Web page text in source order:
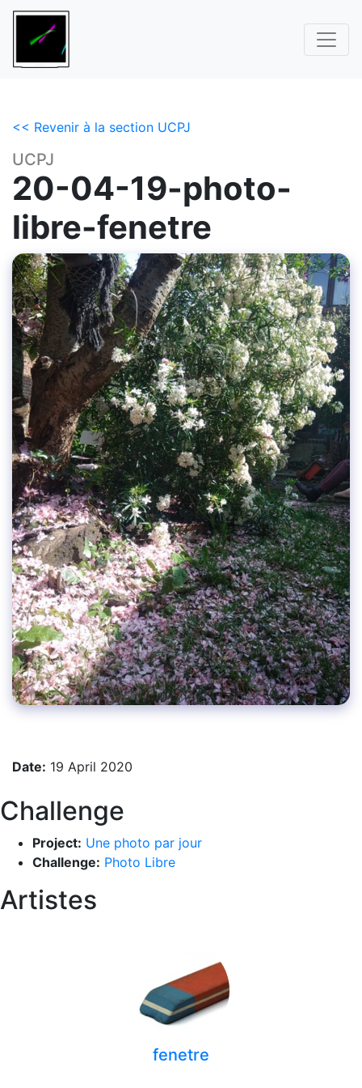
<< Revenir à la section UCPJ
UCPJ
20-04-19-photo-
libre-fenetre
Date: 19 April 2020
Challenge
Project: Une photo par jour
Challenge: Photo Libre
Artistes
fenetre